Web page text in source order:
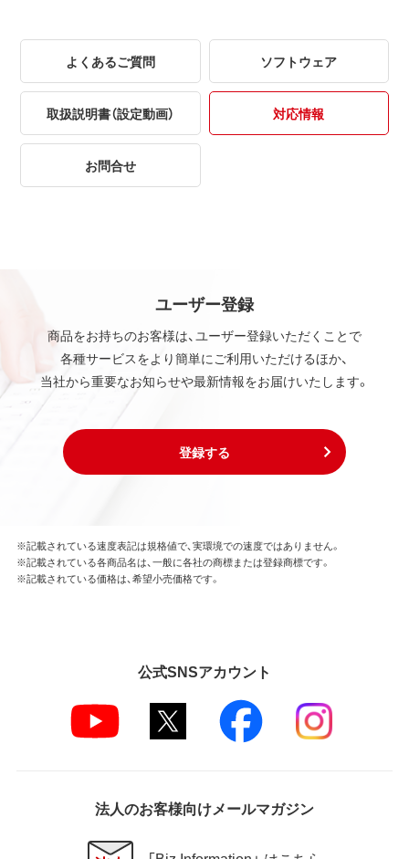
よくあるご質問 ソフトウェア
取扱説明書（設定動画） 対応情報
お問合せ
ユーザー登録
商品をお持ちのお客様は、ユーザー登録いただくことで
各種サービスをより簡単にご利用いただけるほか、
当社から重要なお知らせや最新情報をお届けいたします。
登録する
※記載されている速度表記は規格値で、実環境での速度ではありません。
※記載されている各商品名は、一般に各社の商標または登録商標です。
※記載されている価格は、希望小売価格です。
公式SNSアカウント
法人のお客様向けメールマガジン